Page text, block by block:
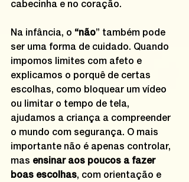
cabecinha e no coração.
Na infância, o “não” também pode
ser uma forma de cuidado. Quando
impomos limites com afeto e
explicamos o porquê de certas
escolhas, como bloquear um vídeo
ou limitar o tempo de tela,
ajudamos a criança a compreender
o mundo com segurança. O mais
importante não é apenas controlar,
mas ensinar aos poucos a fazer
boas escolhas, com orientação e